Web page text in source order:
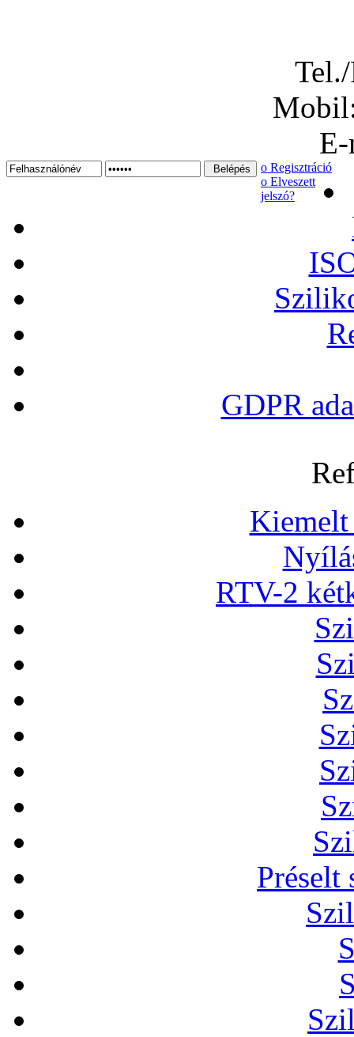
ο Regisztráció
ο Elveszett
jelszó?
GDPR
RTV-2
Préselt